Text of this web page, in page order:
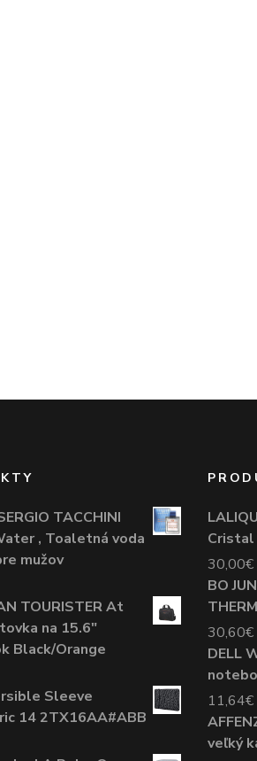
TACCHINI
, Toaletná voda
mužov
TOURISTER At
na 15.6"
Black/Orange
Sleeve
14 2TX16AA#ABB
Cristal
30,00€
BO
30,60€
DELL
11,64€
veľký